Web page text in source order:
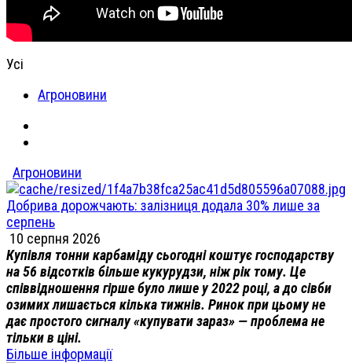
Усі
Агроновини
Агроновини
Добрива дорожчають: залізниця додала 30% лише за
серпень
10 серпня 2026
Купівля тонни карбаміду сьогодні коштує господарству
на 56 відсотків більше кукурудзи, ніж рік тому. Це
співвідношення гірше було лише у 2022 році, а до сівби
озимих лишається кілька тижнів. Ринок при цьому не
дає простого сигналу «купувати зараз» — проблема не
тільки в ціні.
Більше інформації